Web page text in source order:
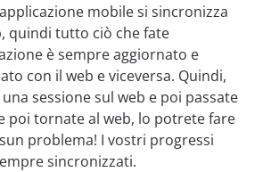
mobile si sincronizza
quindi tutto ciò che fate
è sempre aggiornato e
con il web e viceversa. Quindi,
sessione sul web e poi passate
poi tornate al web, lo potrete fare
problema! I vostri progressi
sincronizzati.